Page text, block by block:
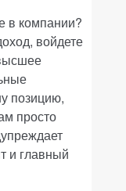
в компании?
войдете
позицию,
просто
и главный